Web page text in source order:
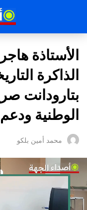
الأستاذة
الذاكرة
بتارودانت
الوطنية
محمد أمين بلكو